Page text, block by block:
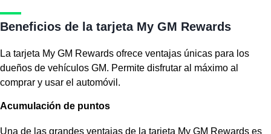
Beneficios de la tarjeta My GM Rewards
La tarjeta My GM Rewards ofrece ventajas únicas para los
dueños de vehículos GM. Permite disfrutar al máximo al
comprar y usar el automóvil.
Acumulación de puntos
Una de las grandes ventajas de la tarjeta My GM Rewards es